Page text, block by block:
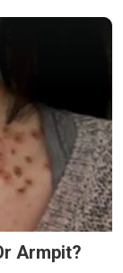
Armpit?